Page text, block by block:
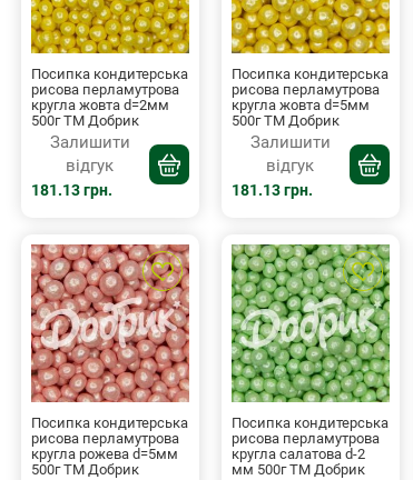
Посипка кондитерська
рисова перламутрова
кругла жовта d=2мм
500г ТМ Добрик
Залишити
відгук
181.13 грн.
Посипка кондитерська
рисова перламутрова
кругла жовта d=5мм
500г ТМ Добрик
Залишити
відгук
181.13 грн.
Посипка кондитерська
рисова перламутрова
кругла рожева d=5мм
500г ТМ Добрик
Посипка кондитерська
рисова перламутрова
кругла салатова d-2
мм 500г ТМ Добрик